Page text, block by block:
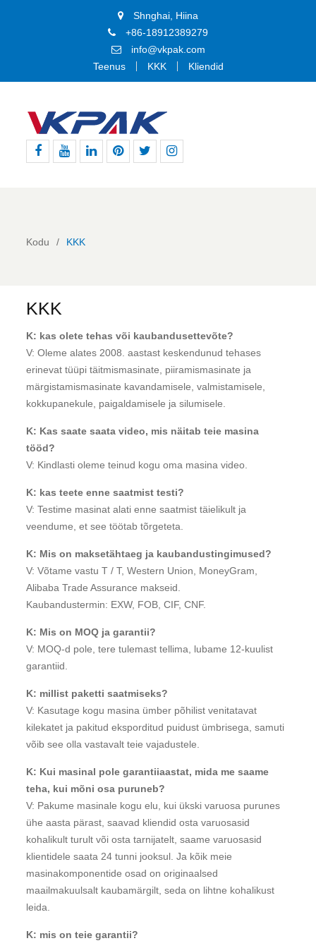
Shnghai, Hiina
+86-18912389279
info@vkpak.com
Teenus
KKK Kliendid
Kodu KKK
KKK
K: kas olete tehas või kaubandusettevõte?
V: Oleme alates 2008. aastast keskendunud tehases
erinevat tüüpi täitmismasinate, piiramismasinate ja
märgistamismasinate kavandamisele, valmistamisele,
kokkupanekule, paigaldamisele ja silumisele.
K: Kas saate saata video, mis näitab teie masina
tööd?
V: Kindlasti oleme teinud kogu oma masina video.
K: kas teete enne saatmist testi?
V: Testime masinat alati enne saatmist täielikult ja
veendume, et see töötab tõrgeteta.
K: Mis on maksetähtaeg ja kaubandustingimused?
V: Võtame vastu T / T, Western Union, MoneyGram,
Alibaba Trade Assurance makseid.
Kaubandustermin: EXW, FOB, CIF, CNF.
K: Mis on MOQ ja garantii?
V: MOQ-d pole, tere tulemast tellima, lubame 12-kuulist
garantiid.
K: millist paketti saatmiseks?
V: Kasutage kogu masina ümber põhilist venitatavat
kilekatet ja pakitud eksporditud puidust ümbrisega, samuti
võib see olla vastavalt teie vajadustele.
K: Kui masinal pole garantiiaastat, mida me saame
teha, kui mõni osa puruneb?
V: Pakume masinale kogu elu, kui ükski varuosa purunes
ühe aasta pärast, saavad kliendid osta varuosasid
kohalikult turult või osta tarnijatelt, saame varuosasid
klientidele saata 24 tunni jooksul. Ja kõik meie
masinakomponentide osad on originaalsed
maailmakuulsalt kaubamärgilt, seda on lihtne kohalikust
leida.
K: mis on teie garantii?